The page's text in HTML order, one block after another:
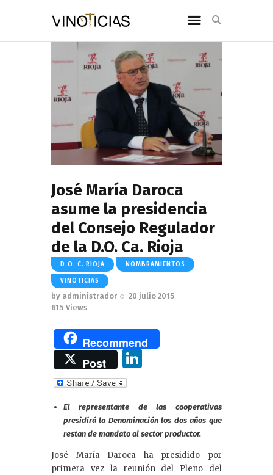
José María Daroca
asume la presidencia
del Consejo Regulador
de la D.O. Ca. Rioja
D.O. C. RIOJA NOMBRAMIENTOS
VINOTICIAS
by administrador
20 julio 2015
615 Views
Recommend
Post
k
e
dI
n
El representante de las cooperativas
presidirá la Denominación los dos años que
restan de mandato al sector productor.
José María Daroca ha presidido por
primera vez la reunión del Pleno del